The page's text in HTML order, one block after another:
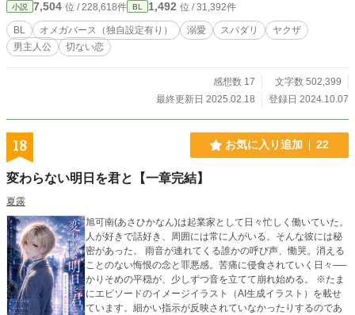
※オメガバース特殊設定、追加性別有り ．
小説 7,504 位 / 228,618件 BL 1,492 位 / 31,392件
BL オメガバース（独自設定有り） 溺愛 スパダリ
ヤクザ
男主人公
切ない恋
感想数 17
文字数 502,399
最終更新日 2025.02.18
登録日 2024.10.07
18 お気に入り追加 22
変わらない明日を君と【一章完結】
夏露
旭可南(あさひかなん)は起業家として日々忙しく働いていた。
人が好きで話好き、周囲には常に人がいる。そんな彼には秘
密があった。 雨音が連れてくる誰かの呼び声、慟哭。消える
ことのない悔恨の念と罪悪感。苦痛に侵食されていく日々──
かりそめの平穏が、少しずつ音を立てて崩れ始める。 ※たま
にエピソードのイメージイラスト（AI生成イラスト）を載せ
ています。細かい指示が反映されていなかったりするのであ